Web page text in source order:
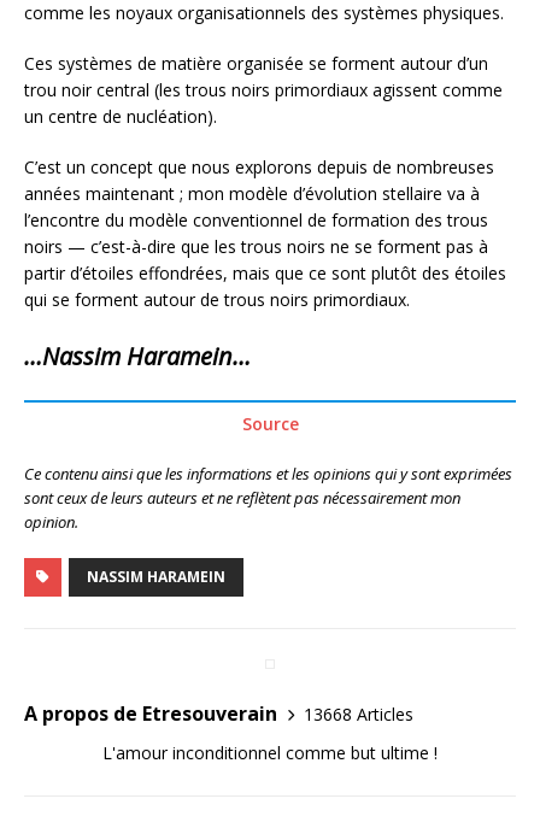
comme les noyaux organisationnels des systèmes physiques.
Ces systèmes de matière organisée se forment autour d’un
trou noir central (les trous noirs primordiaux agissent comme
un centre de nucléation).
C’est un concept que nous explorons depuis de nombreuses
années maintenant ; mon modèle d’évolution stellaire va à
l’encontre du modèle conventionnel de formation des trous
noirs — c’est-à-dire que les trous noirs ne se forment pas à
partir d’étoiles effondrées, mais que ce sont plutôt des étoiles
qui se forment autour de trous noirs primordiaux.
…Nassim Haramein…
Source
Ce contenu ainsi que les informations et les opinions qui y sont exprimées
sont ceux de leurs auteurs et ne reflètent pas nécessairement mon
opinion.
NASSIM HARAMEIN
A propos de Etresouverain
13668 Articles
L'amour inconditionnel comme but ultime !